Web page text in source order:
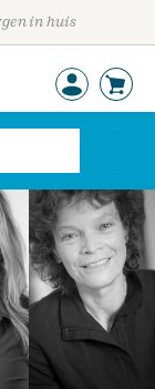
in huis